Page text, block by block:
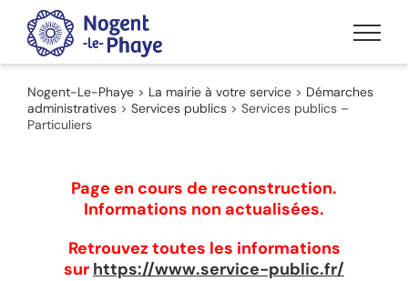
Passer
contenu
Nogent-Le-Phaye > La mairie à votre service > Démarches
administratives > Services publics > Services publics –
Particuliers
Page en cours de reconstruction.
Informations non actualisées.
Retrouvez toutes les informations
sur https://www.service-public.fr/